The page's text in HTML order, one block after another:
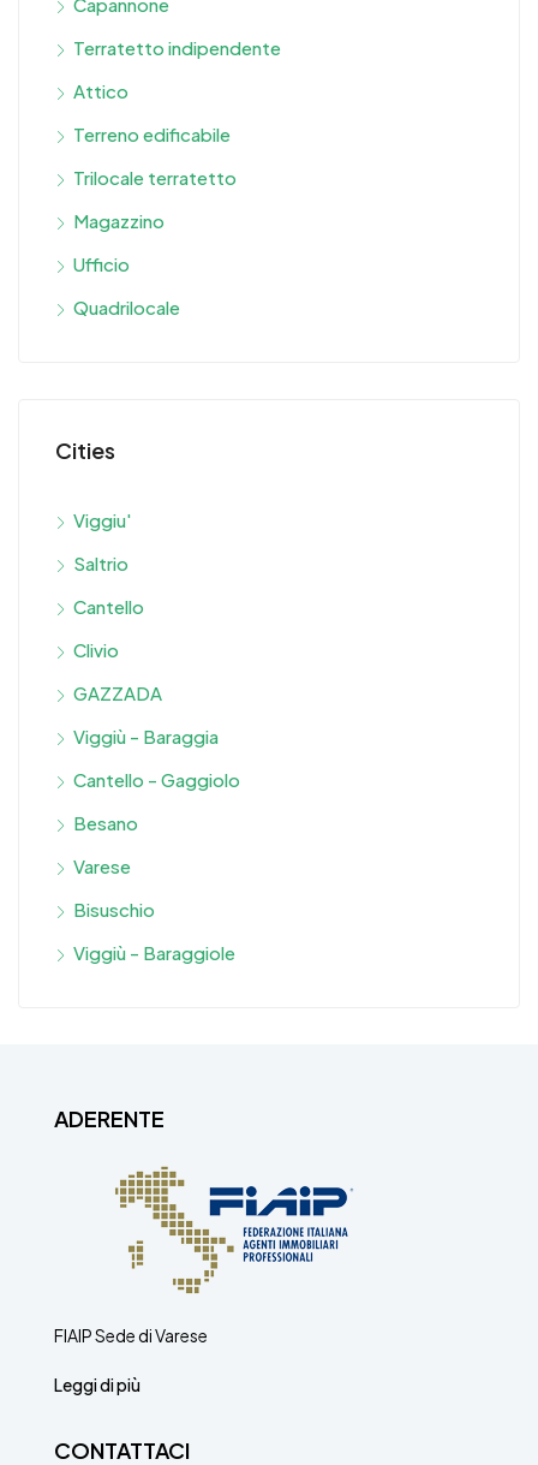
Terratetto indipendente
Attico
Terreno edificabile
Trilocale terratetto
Magazzino
Ufficio
Quadrilocale
Cities
Viggiu'
Saltrio
Cantello
Clivio
GAZZADA
Viggiù - Baraggia
Cantello - Gaggiolo
Besano
Varese
Bisuschio
Viggiù - Baraggiole
ADERENTE
FIAIP Sede di Varese
Leggi di più
CONTATTACI